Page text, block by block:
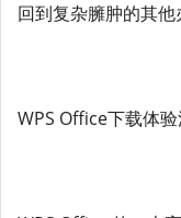
回到复杂臃肿的其他
WPS Office下载体